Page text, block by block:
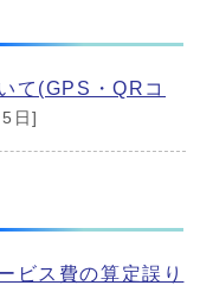
て(GPS・QRコ
日]
ビス費の算定誤り